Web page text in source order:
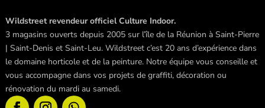
Wildstreet revendeur officiel Culture Indoor.
3 magasins ouverts depuis 2005 sur l’île de la Réunion à Saint-Pierre
| Saint-Denis et Saint-Leu. Wildstreet c’est 20 ans d’expérience dans
le domaine horticole et de la peinture. Notre équipe vous conseille et
vous accompagne dans vos projets de graffiti, décoration ou
rénovation du mardi au samedi.